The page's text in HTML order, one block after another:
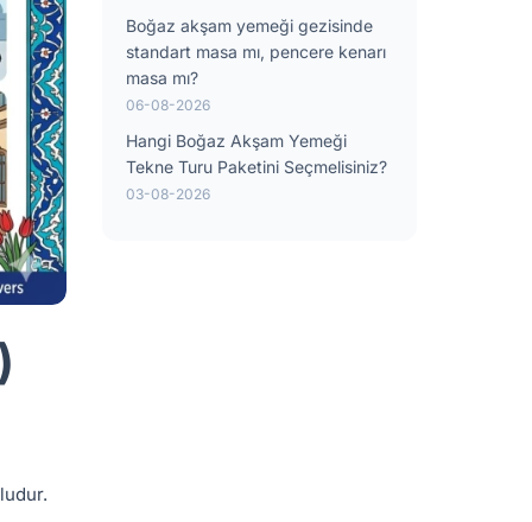
Boğaz akşam yemeği gezisinde
standart masa mı, pencere kenarı
masa mı?
06-08-2026
Hangi Boğaz Akşam Yemeği
Tekne Turu Paketini Seçmelisiniz?
03-08-2026